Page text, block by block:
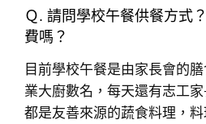
Ｑ. 請問學校午餐供餐方式
費嗎？
目前學校午餐是由家長會的
業大廚數名，每天還有志工
都是友善來源的蔬食料理，